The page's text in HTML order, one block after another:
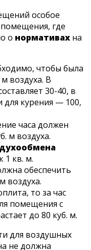
особое
где
о нормативах на
чтобы была
воздуха. В
30-40, в
курения — 100,
часа должен
м воздуха.
1 кв. м.
обеспечить
воздуха.
то за час
помещения с
до 80 куб. м.
для воздушных
не должна